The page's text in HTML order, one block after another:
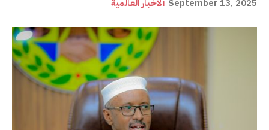
ألأخبار العالمية September 13, 2025